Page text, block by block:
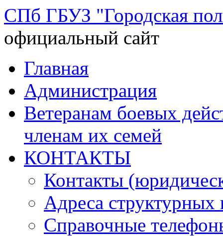
СПб ГБУЗ "Городская
официальный сайт
Перейти
содержимому
Главная
Администрация
Ветеранам боевых
членам их семей
КОНТАКТЫ
Контакты
Адреса структурных
Справочные